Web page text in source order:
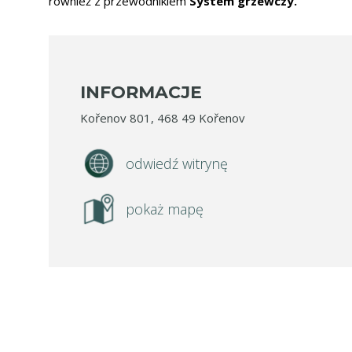
INFORMACJE
Kořenov 801, 468 49 Kořenov
odwiedź witrynę
pokaż mapę